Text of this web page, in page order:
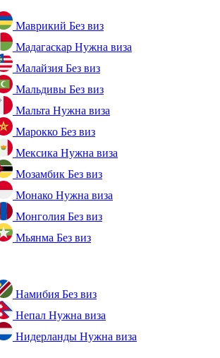
Маврикий Без виз
Мадагаскар Нужна виза
Малайзия Без виз
Мальдивы Без виз
Мальта Нужна виза
Марокко Без виз
Мексика Нужна виза
Мозамбик Без виз
Монако Нужна виза
Монголия Без виз
Мьянма Без виз
Намибия Без виз
Непал Нужна виза
Нидерланды Нужна виза